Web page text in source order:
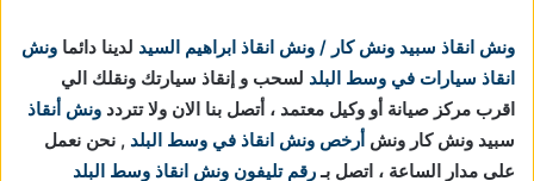
ونش انقاذ سبيد ونش كار / ونش انقاذ ابراهيم السيد لدينا دائما ونش
انقاذ سيارات في وسط البلد لسحب و إنقاذ سيارتك ونقلك الي
اقرب مركز صيانة أو وكيل معتمد ، أتصل بنا الان ولا تتردد ونش أنقاذ
سبيد ونش كار ونش أرخص ونش انقاذ في وسط البلد , نحن نعمل
على مدار الساعة ، اتصل بـرقم تليفون ونش انقاذ وسط البلد